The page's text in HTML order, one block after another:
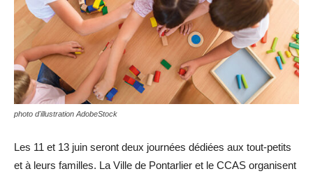
photo d'illustration AdobeStock
Les 11 et 13 juin seront deux journées dédiées aux tout-petits
et à leurs familles. La Ville de Pontarlier et le CCAS organisent